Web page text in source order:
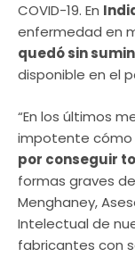
COVID-19. En
enfermedad en
quedó sin
disponible en el
“En los últimos
impotente cómo
por conseguir
formas graves de
Menghaney,
Intelectual de
fabricantes con